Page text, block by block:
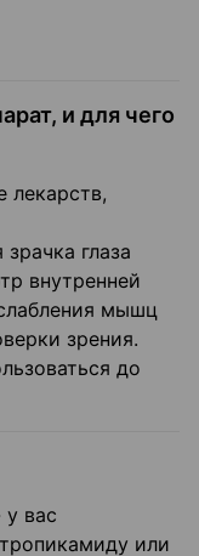
и для чего
глаза
внутренней
мышц
зрения.
до
у вас
или